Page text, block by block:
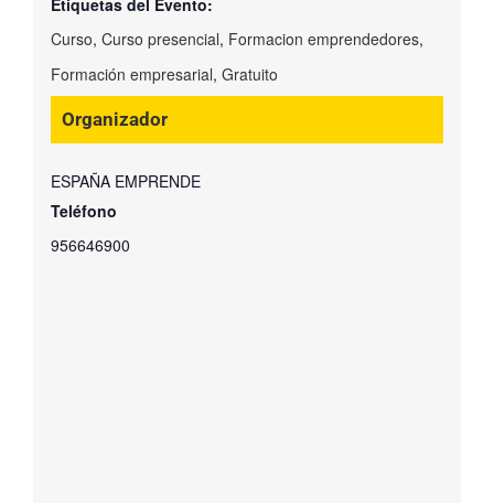
Curso, Curso presencial, Formacion emprendedores,
Formación empresarial, Gratuito
Organizador
ESPAÑA EMPRENDE
Teléfono
956646900